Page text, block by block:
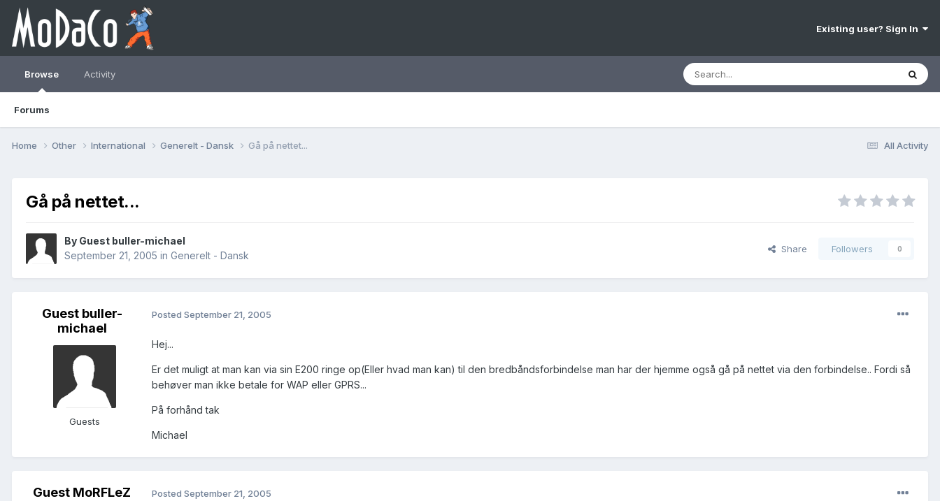
Existing user? Sign In
Browse
Forums
Activity
All Activity
Home Other International Generelt - Dansk Gå på nettet...
Gå på nettet...
By Guest buller-michael
September 21, 2005 in Generelt - Dansk
Share Followers 0
Guest buller-
michael
Guests
Posted September 21, 2005
Hej...
Er det muligt at man kan via sin E200 ringe op(Eller hvad man kan) til den bredbåndsforbindelse man har der hjemme også gå på nettet via den forbindelse.. Fordi så
behøver man ikke betale for WAP eller GPRS...
På forhånd tak
Michael
Guest MoRFLeZ Posted September 21, 2005